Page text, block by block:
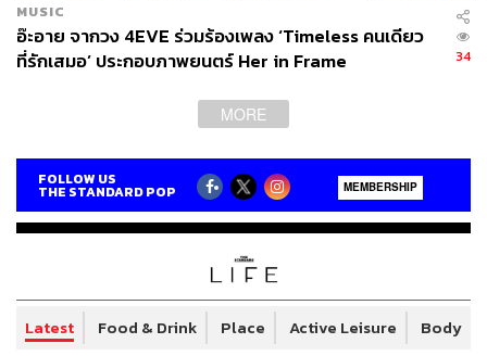
MUSIC
อ๊ะอาย จากวง 4EVE ร่วมร้องเพลง ‘Timeless คนเดียว
ที่รักเสมอ’ ประกอบภาพยนตร์ Her in Frame
34
MORE
FOLLOW US
THE STANDARD POP MEMBERSHIP
Latest Food & Drink Place Active Leisure Body &